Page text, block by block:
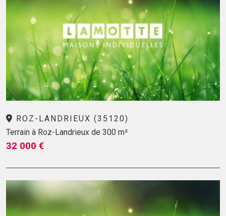
ROZ-LANDRIEUX (35120)
Terrain à Roz-Landrieux de 300 m²
32 000 €